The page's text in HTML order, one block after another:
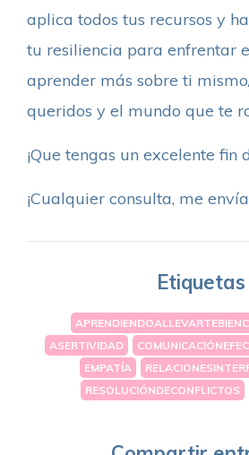
aplica todos tus recursos y
tu resiliencia para enfrentar
aprender más sobre ti
queridos y el mundo que te
¡Que tengas un excelente fin
¡Cualquier consulta, me
Etiquetas
ASERTIVIDAD
EMPATÍA
RESOLUCIÓNDECONFLICTOS